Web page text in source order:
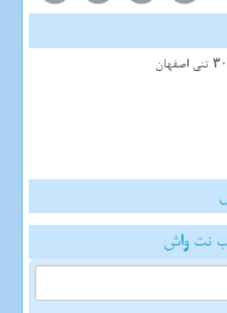
نت واش